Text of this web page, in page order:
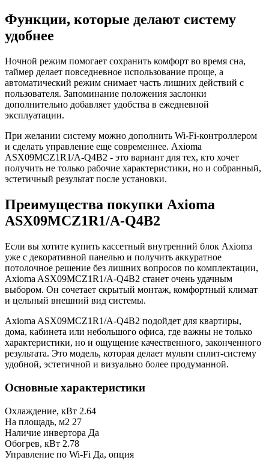
Функции, которые делают систему
удобнее
Ночной режим помогает сохранить комфорт во время сна,
таймер делает повседневное использование проще, а
автоматический режим снимает часть лишних действий с
пользователя. Запоминание положения заслонки
дополнительно добавляет удобства в ежедневной
эксплуатации.
При желании систему можно дополнить Wi-Fi-контроллером
и сделать управление еще современнее. Axioma
ASX09MCZ1R1/A-Q4B2 - это вариант для тех, кто хочет
получить не только рабочие характеристики, но и собранный,
эстетичный результат после установки.
Преимущества покупки Axioma
ASX09MCZ1R1/A-Q4B2
Если вы хотите купить кассетный внутренний блок Axioma
уже с декоративной панелью и получить аккуратное
потолочное решение без лишних вопросов по комплектации,
Axioma ASX09MCZ1R1/A-Q4B2 станет очень удачным
выбором. Он сочетает скрытый монтаж, комфортный климат
и цельный внешний вид системы.
Axioma ASX09MCZ1R1/A-Q4B2 подойдет для квартиры,
дома, кабинета или небольшого офиса, где важны не только
характеристики, но и ощущение качественного, законченного
результата. Это модель, которая делает мульти сплит-систему
удобной, эстетичной и визуально более продуманной.
Основные характеристики
Охлаждение, кВт 2.64
На площадь, м2 27
Наличие инвертора Да
Обогрев, кВт 2.78
Управление по Wi-Fi Да, опция